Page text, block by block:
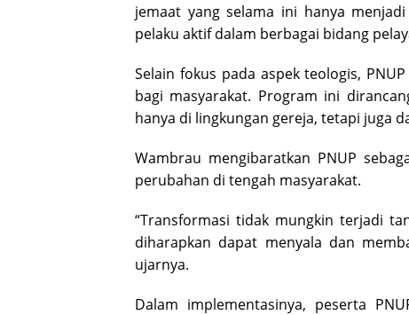
jemaat yang selama ini hanya
pelaku aktif dalam berbagai bidang
Selain fokus pada aspek teologis,
bagi masyarakat. Program ini
hanya di lingkungan gereja, tetapi juga
Wambrau mengibaratkan PNUP
perubahan di tengah masyarakat.
“Transformasi tidak mungkin terjadi
diharapkan dapat menyala dan
ujarnya.
Dalam implementasinya, peserta